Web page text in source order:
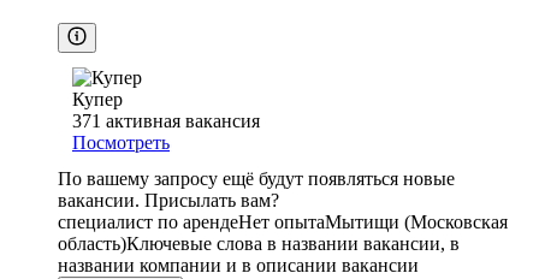
Купер
371 активная вакансия
Посмотреть
По вашему запросу ещё будут появляться новые
вакансии. Присылать вам?
специалист по арендеНет опытаМытищи (Московская
область)Ключевые слова в названии вакансии, в
названии компании и в описании вакансии